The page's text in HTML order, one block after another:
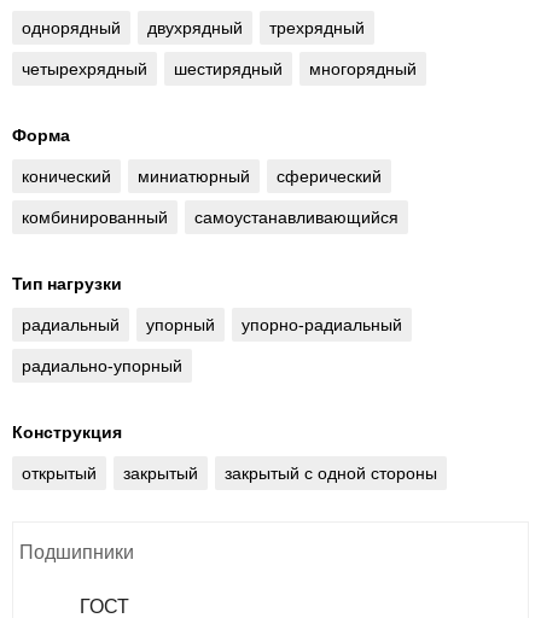
однорядный двухрядный трехрядный
четырехрядный шестирядный многорядный
Форма
конический миниатюрный сферический
комбинированный самоустанавливающийся
Тип нагрузки
радиальный упорный упорно-радиальный
радиально-упорный
Конструкция
открытый закрытый закрытый с одной стороны
Подшипники
ГОСТ